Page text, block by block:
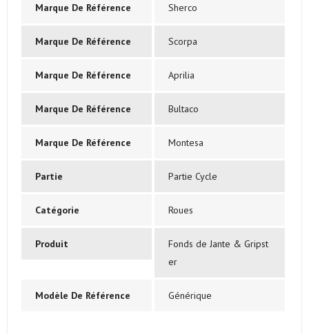
Marque De Référence Sherco
Marque De Référence Scorpa
Marque De Référence Aprilia
Marque De Référence Bultaco
Marque De Référence Montesa
Partie Partie Cycle
Catégorie Roues
Produit
Fonds de Jante & Gripst
er
Modèle De Référence Générique